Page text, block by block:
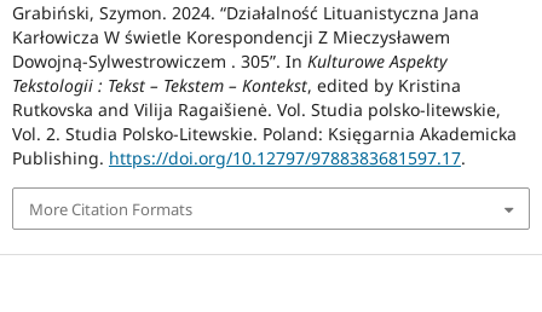
Grabiński, Szymon. 2024. “Działalność Lituanistyczna Jana
Karłowicza W świetle Korespondencji Z Mieczysławem
Dowojną-Sylwestrowiczem . 305”. In Kulturowe Aspekty
Tekstologii : Tekst – Tekstem – Kontekst, edited by Kristina
Rutkovska and Vilija Ragaišienė. Vol. Studia polsko-litewskie,
Vol. 2. Studia Polsko-Litewskie. Poland: Księgarnia Akademicka
Publishing. https://doi.org/10.12797/9788383681597.17.
More Citation Formats